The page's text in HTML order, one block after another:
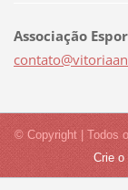
Associação
contato@vitoriaa
© Copyright | Todos
Crie o